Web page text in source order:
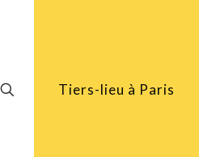
Tiers-lieu à Paris